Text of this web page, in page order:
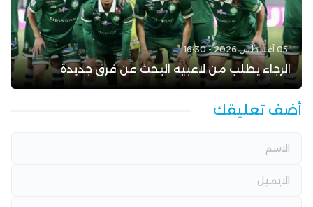
05 أغسطس 2026 - 16:30
الرجاء يطلب من لاعبيه البحث عن فرق جديدة
أضف تعليقك